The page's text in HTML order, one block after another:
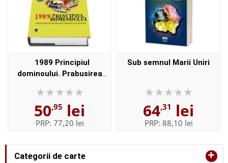
Categorii de carte +
1989 Principiul
dominoului. Prabusirea
europene
50,95 lei
PRP: 77,20 lei
Sub semnul Marii Uniri
64,31 lei
PRP: 88,10 lei